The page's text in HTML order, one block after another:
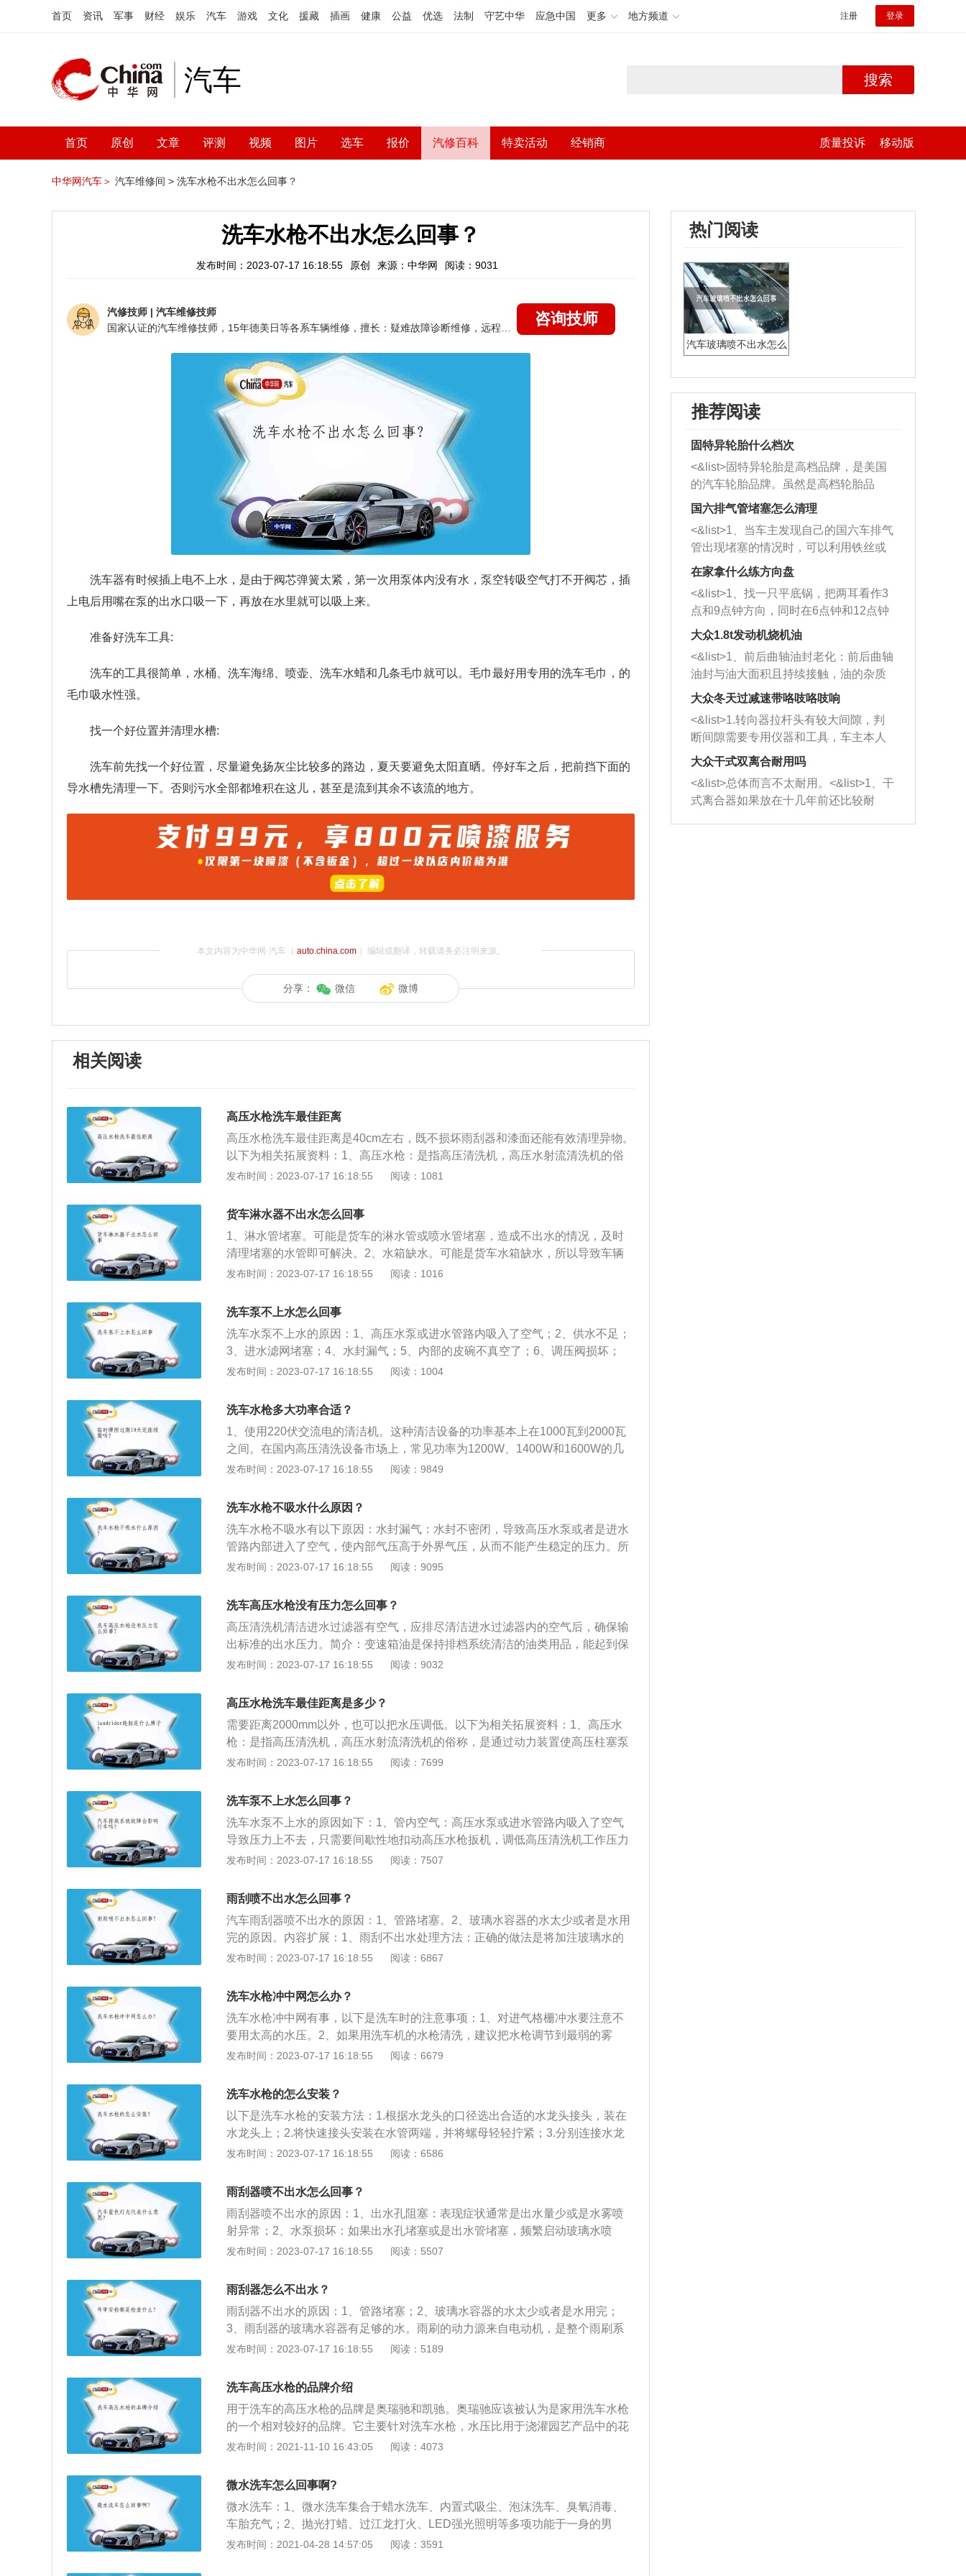
首页 资讯 军事 财经 娱乐 汽车 游戏 文化 援藏 插画 健康 公益 优选 法制 守艺中华 应急中国 更多 地方频道 注册 登录
汽车 搜索
首页 原创 文章 评测 视频 图片 选车 报价 汽修百科 特卖活动 经销商 质量投诉 移动版
中华网汽车＞ 汽车维修间 > 洗车水枪不出水怎么回事？
洗车水枪不出水怎么回事？
发布时间：2023-07-17 16:18:55 原创 来源：中华网 阅读：9031
汽修技师 | 汽车维修技师
咨询技师
洗车器有时候插上电不上水，是由于阀芯弹簧太紧，第一次用泵体内没有水，泵空转吸空气打不开阀芯，插
上电后用嘴在泵的出水口吸一下，再放在水里就可以吸上来。
准备好洗车工具:
洗车的工具很简单，水桶、洗车海绵、喷壶、洗车水蜡和几条毛巾就可以。毛巾最好用专用的洗车毛巾，的
毛巾吸水性强。
找一个好位置并清理水槽:
洗车前先找一个好位置，尽量避免扬灰尘比较多的路边，夏天要避免太阳直晒。停好车之后，把前挡下面的
导水槽先清理一下。否则污水全部都堆积在这儿，甚至是流到其余不该流的地方。
本文内容为中华网·汽车（ auto.china.com）编辑或翻译，转载请务必注明来源。
分享： 微信 微博
相关阅读
高压水枪洗车最佳距离
高压水枪洗车最佳距离是40cm左右，既不损坏雨刮器和漆面还能有效清理异物。
以下为相关拓展资料：1、高压水枪：是指高压清洗机，高压水射流清洗机的俗
称，是通过动力装置使高压柱塞泵产生高压水来冲洗物体表面的机器。它能将污
洗汽车；不能使用集束喷嘴喷洗轮胎，即使短时间远距离喷洗也可能损坏；为避
免损坏汽车，切勿近距离用喷嘴喷洗喷漆保险杆，喷洗距离越短，损坏越重；洗
车时，切记不要用高压水枪或用软管直接喷洗车子轴承部件。
发布时间：2023-07-17 16:18:55 阅读：1081
货车淋水器不出水怎么回事
1、淋水管堵塞。可能是货车的淋水管或喷水管堵塞，造成不出水的情况，及时
清理堵塞的水管即可解决。2、水箱缺水。可能是货车水箱缺水，所以导致车辆
不出水，这种情况只需要及时添加水就能解决。3、电磁阀损坏。可能是淋水电
压调得过低，需要调节气压调节阀，往顺时针方向拧到能够出水即可。5、开关
故障。可能是淋水器的开关故障，导致按下开关后，淋水器没反应不出水，更换
新的开关即可。6、线路问题。可能是线路断开或者接触不良，导致淋水器不出
水，需要维修或者重接线路。货车质量大所以惯性也大，刹车费劲，产生的热量
多，因此需要安装淋水器进行淋水降温。淋水器的淋水管是塑料材质的，喷水管
发布时间：2023-07-17 16:18:55 阅读：1016
洗车泵不上水怎么回事
洗车水泵不上水的原因：1、高压水泵或进水管路内吸入了空气；2、供水不足；
3、进水滤网堵塞；4、水封漏气；5、内部的皮碗不真空了；6、调压阀损坏；
7、供水过滤器梗塞。洗车水泵没有水压的解决方法：1、高压水泵或进水管路内
机工作压力并运转一会，直到产生稳定的压力为止；2、供水不足导致压力上不
去，首先检查水箱水位是否过低、进水管是否已漏出水面以及进水管是否漏气，
这时，需要向水箱内加水或更换新的进水管；如果是非自吸式的水泵则要检查水
源的压力是否足够以及进水流量是否满足泵的使用要求。3、进水滤网堵塞导致
压力上不去，这时只要清洗进水滤网即可；4、水封漏气，更换新的水封即可；
动高压水枪扳机，调低高压清洗机工作压力并运转一会，直到发生巩固的压力为
止，如果无法解决可以更换调压阀；7、供水过滤器梗塞，这时清洗供水过滤器
即可。
发布时间：2023-07-17 16:18:55 阅读：1004
洗车水枪多大功率合适？
1、使用220伏交流电的清洁机。这种清洁设备的功率基本上在1000瓦到2000瓦
之间。在国内高压清洗设备市场上，常见功率为1200W、1400W和1600W的几
种型号。用这种大功率电机驱动高压泵，产生的压力在100巴到150巴之间，可以
洁机使用12伏直流汽车电池。这种洗车机的功率为60W到100W，高压泵产生的
压力为6到10bar。这种洗车机体积小，便于携带。它可以放在汽车的后备箱里，
可以随时取出来。然而，它的压力很小，压力只有第一类模型的十分之一。它喷
射的水流也比较细，喷射力小。用这种洗车机洗车需要时间。如果连接汽车电池
作为电源，则必须启动汽车发动机，否则电池将供电。尽管商家们对洗车机进行
发布时间：2023-07-17 16:18:55 阅读：9849
洗车水枪不吸水什么原因？
洗车水枪不吸水有以下原因：水封漏气：水封不密闭，导致高压水泵或者是进水
管路内部进入了空气，使内部气压高于外界气压，从而不能产生稳定的压力。所
以，在外界大气压的作用下汽车水枪不能够吸水。活塞不密闭：洗车水枪的活塞
调压阀损坏：调压阀损坏最有可能是里边的钢珠掉落，从而导致轴承损坏，水枪
不能吸水。如果是这样找个钢珠一样大的轴承，把轴承里边的钢珠拆下来装上去
就可以解决。
发布时间：2023-07-17 16:18:55 阅读：9095
洗车高压水枪没有压力怎么回事？
高压清洗机清洁进水过滤器有空气，应排尽清洁进水过滤器内的空气后，确保输
出标准的出水压力。简介：变速箱油是保持排档系统清洁的油类用品，能起到保
证变速箱正常工作并延长传动装置寿命的作用。特点：变速箱油基本都能使用于
是同一型号的变速箱配置在不同的车型，其扭矩、重量、转速、结构等都会不
同，因此原厂都有其自己指定的专用变速箱油。而不同的变速箱油，正是影响换
档品质的原因之一。
发布时间：2023-07-17 16:18:55 阅读：9032
高压水枪洗车最佳距离是多少？
需要距离2000mm以外，也可以把水压调低。以下为相关拓展资料：1、高压水
枪：是指高压清洗机，高压水射流清洗机的俗称，是通过动力装置使高压柱塞泵
产生高压水来冲洗物体表面的机器。它能将污垢剥离，冲走，以清洗物体表面。
胎，即使短时间远距离喷洗也可能损坏；为避免损坏汽车，切勿近距离用喷嘴喷
洗喷漆保险杆，喷洗距离越短，损坏越重；洗车时，切记不要用高压水枪或用软
管直接喷洗车子轴承部件。
发布时间：2023-07-17 16:18:55 阅读：7699
洗车泵不上水怎么回事？
洗车水泵不上水的原因如下：1、管内空气：高压水泵或进水管路内吸入了空气
导致压力上不去，只需要间歇性地扣动高压水枪扳机，调低高压清洗机工作压力
并运转一会，直到产生稳定的压力为止。2、供水不足：供水不足导致压力上不
这时，需要向水箱内加水或更换新的进水管。如果是非自吸式的水泵则要检查水
源的压力是否足够以及进水流量是否满足泵的使用要求。3、滤网堵塞：进水滤
网堵塞导致压力上不去，这时只要清洗进水滤网即可。
发布时间：2023-07-17 16:18:55 阅读：7507
雨刮喷不出水怎么回事？
汽车雨刮器喷不出水的原因：1、管路堵塞。2、玻璃水容器的水太少或者是水用
完的原因。内容扩展：1、雨刮不出水处理方法：正确的做法是将加注玻璃水的
进水口打开，然后再去打开雨刮器喷水开关，由于这时两边都通畅，管子里边的
义：汽车雨刮器又称为刮水器、水拨、雨刷或挡风玻璃雨刷，是用来刷刮除附着
于车辆挡风玻璃上的雨点及灰尘的设备，以改善驾驶人的能见度，增加行车安
全。
发布时间：2023-07-17 16:18:55 阅读：6867
洗车水枪冲中网怎么办？
洗车水枪冲中网有事，以下是洗车时的注意事项：1、对进气格栅冲水要注意不
要用太高的水压。2、如果用洗车机的水枪清洗，建议把水枪调节到最弱的雾
状，以免损坏散热片，影响散热能力。3、如果是开空调或者热车状态下冲洗中
下是关于洗车水枪冲中网后果和建议的扩展资料：1、如果是水枪的压力比较
大，不建议直接冲洗，因为汽车前脸里面是空调的冷凝器。2、如果是长时间直
接冲洗，很容易造成里面的散热片倒下，导致散热不好。3、偶尔冲洗，不是直
冲就可以。
发布时间：2023-07-17 16:18:55 阅读：6679
洗车水枪的怎么安装？
以下是洗车水枪的安装方法：1.根据水龙头的口径选出合适的水龙头接头，装在
水龙头上；2.将快速接头安装在水管两端，并将螺母轻轻拧紧；3.分别连接水龙
头接头及喷枪接头，听到响声即表示已安装好。以下是相关资料：1.一般喷水枪
等。2.洗车时，可先根据不同用途来调整喷枪的出水功能，然后按下喷水枪手柄
即可出水。如果将手柄内侧的扣环支起并固定，则放开手柄后水流可以自动喷
出。
发布时间：2023-07-17 16:18:55 阅读：6586
雨刮器喷不出水怎么回事？
雨刮器喷不出水的原因：1、出水孔阻塞：表现症状通常是出水量少或是水雾喷
射异常；2、水泵损坏：如果出水孔堵塞或是出水管堵塞，频繁启动玻璃水喷
射，水泵过载会损坏；3、玻璃水水泵保险丝烧毁：如果出水管或出水口堵塞导
璃上的雨点及灰尘的设备，以改善驾驶人的能见度，增加行车安全。雨刮器总成
含有电动机、减速器、四连杆机构、刮水臂心轴、刮水片总成。
发布时间：2023-07-17 16:18:55 阅读：5507
雨刮器怎么不出水？
雨刮器不出水的原因：1、管路堵塞；2、玻璃水容器的水太少或者是水用完；
3、雨刮器的玻璃水容器有足够的水。雨刷的动力源来自电动机，是整个雨刷系
统的核心，雨刷电动机的质量要求是相当高的，其采用直流永磁电动机，安装在
在挡风玻璃前的片式结构，由电动机、减速器、四连杆机构、刮水臂心轴、刮水
片总成等组成，主要作用是扫除挡风玻璃上妨碍视线的雨雪和尘土。
发布时间：2023-07-17 16:18:55 阅读：5189
洗车高压水枪的品牌介绍
用于洗车的高压水枪的品牌是奥瑞驰和凯驰。奥瑞驰应该被认为是家用洗车水枪
的一个相对较好的品牌。它主要针对洗车水枪，水压比用于浇灌园艺产品中的花
的水压高得多。它主要由金属水枪制成，水枪的质量和性能更加出色。1935年，
世界清洁巨头的诞生。几十年来，凯驰集团的几代领导人一直依靠全球战略思
想，严谨的卓越作风，丰富的制造技术以及以市场为中心，以客户为中心的经营
理念，这使该公司从只有几十个人的小公司发展到现在的大公司。该公司已迅速
发展成为世界清洁行业的大型跨国集团，在40个子公司中拥有5500名员工，年销
售额超过10亿欧元。
发布时间：2021-11-10 16:43:05 阅读：4073
微水洗车怎么回事啊?
微水洗车：1、微水洗车集合于蜡水洗车、内置式吸尘、泡沫洗车、臭氧消毒、
车胎充气；2、抛光打蜡、过江龙打火、LED强光照明等多项功能于一身的男
淫；3、在普通洗车基础上提高的效益有：节能环保、省水省电，一口气洗二三
发布时间：2021-04-28 14:57:05 阅读：3591
热门阅读
汽车玻璃喷不出水怎么
推荐阅读
固特异轮胎什么档次
<&list>固特异轮胎是高档品牌，是美国
的汽车轮胎品牌。虽然是高档轮胎品
牌，但是中高低端的轮胎都有生产，这
也是为了更好的开拓市场。
国六排气管堵塞怎么清理
<&list>1、当车主发现自己的国六车排气
管出现堵塞的情况时，可以利用铁丝或
者是细棍，直接将杂物给取出来，如果
堵塞情况比较严重，也可以采取应急措
施。 <&list>2、直接利用木棍将所有的
杂物推到排气管里面的位置处，然后将
三元催化器拆解开，就可以将堵塞的东
西取出来。但如果是因为积碳过多引起
的堵塞，就需要将三元催化器泡在草酸
洗剂对堵塞的情况得到解决，将清洗剂
放在燃油箱中，与燃油混合后，车辆启
动时，就可以和汽油一起进入到燃烧
室，最后形成废气排出，就可以让三元
催化器得到清洗，排气管堵塞的情况就
能够得到解决。
在家拿什么练方向盘
<&list>1、找一只平底锅，把两耳看作3
点和9点钟方向，同时在6点钟和12点钟
方向做一个标记。 <&list>2、双手握住
一圈半的练习，往右同样也要打相同的
圈数。 <&list>3、最后强调要反复练
习，这样就可以形成肌肉记忆，在真实
驾驶车辆时，不需要记忆也能打好方
向。
大众1.8t发动机烧机油
<&list>1、前后曲轴油封老化：前后曲轴
油封与油大面积且持续接触，油的杂质
和发动机内持续温度变化使其密封效果
逐渐减弱，导致渗油或漏油。<&list>2、
活塞间隙过大：积碳会使活塞环与缸体
的间隙扩大，导致机油流入燃烧室中，
造成烧机油。<&list>3、机油粘度。使用
机油粘度过小的话，同样会有烧机油现
象，机油粘度过小具有很好的流动性，
大众冬天过减速带咯吱咯吱响
<&list>1.转向器拉杆头有较大间隙，判
断间隙需要专用仪器和工具，车主本人
无法制作，需要将车辆送到修理厂或4s
店；<&list>2.车辆半轴套管防尘罩破
裂，破裂后会出现漏油现象，使半轴磨
损严重，磨损的半轴容易损坏，产生异
响；<&list>3.稳定器的转向胶套和球头
大众干式双离合耐用吗
<&list>总体而言不太耐用。<&list>1、干
式离合器如果放在十几年前还比较耐